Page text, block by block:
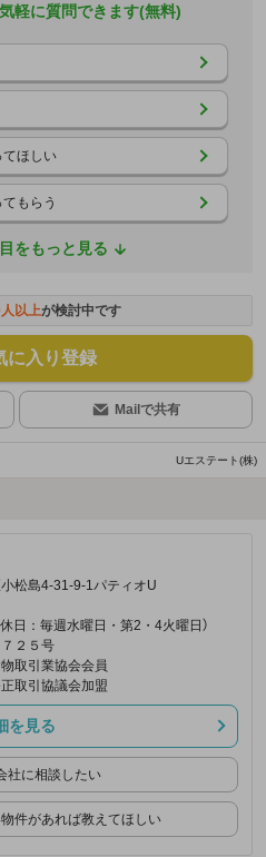
軽に質問できます(無料)
てほしい
もらう
をもっと見る
人以上が検討中です
に入り登録
Mailで共有
Uエステート(株)
松島4-31-9-1パティオU
日：毎週水曜日・第2・4火曜日）
７２５号
物取引業協会会員
取引協議会加盟
を見る
社に相談したい
件があれば教えてほしい